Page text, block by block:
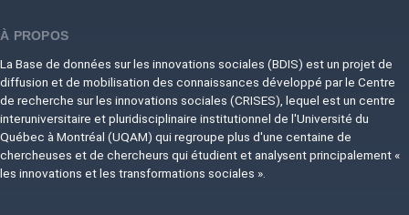
À PROPOS
La Base de données sur les innovations sociales (BDIS) est un projet de
diffusion et de mobilisation des connaissances développé par le Centre
de recherche sur les innovations sociales (CRISES), lequel est un centre
interuniversitaire et pluridisciplinaire institutionnel de l'Université du
Québec à Montréal (UQAM) qui regroupe plus d'une centaine de
chercheuses et de chercheurs qui étudient et analysent principalement «
les innovations et les transformations sociales ».